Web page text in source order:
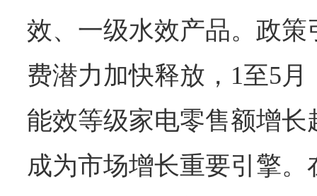
效、一级水效产品。政
费潜力加快释放，1至5
能效等级家电零售额增长
成为市场增长重要引擎